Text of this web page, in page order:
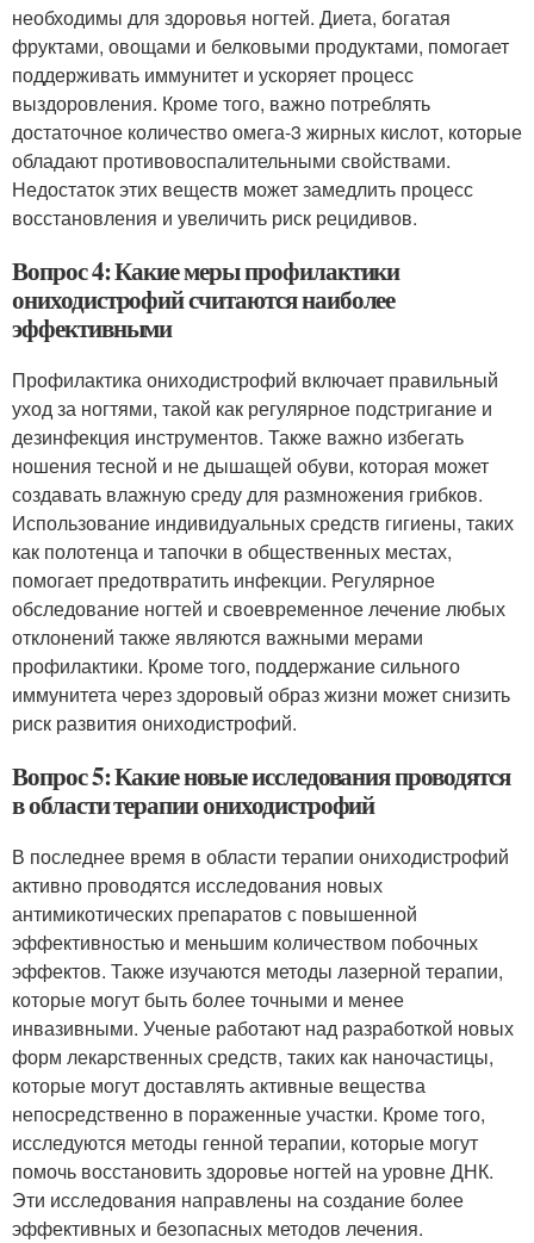
необходимы для здоровья ногтей. Диета, богатая
фруктами, овощами и белковыми продуктами, помогает
поддерживать иммунитет и ускоряет процесс
выздоровления. Кроме того, важно потреблять
достаточное количество омега-3 жирных кислот, которые
обладают противовоспалительными свойствами.
Недостаток этих веществ может замедлить процесс
восстановления и увеличить риск рецидивов.
Вопрос 4: Какие меры профилактики
ониходистрофий считаются наиболее
эффективными
Профилактика ониходистрофий включает правильный
уход за ногтями, такой как регулярное подстригание и
дезинфекция инструментов. Также важно избегать
ношения тесной и не дышащей обуви, которая может
создавать влажную среду для размножения грибков.
Использование индивидуальных средств гигиены, таких
как полотенца и тапочки в общественных местах,
помогает предотвратить инфекции. Регулярное
обследование ногтей и своевременное лечение любых
отклонений также являются важными мерами
профилактики. Кроме того, поддержание сильного
иммунитета через здоровый образ жизни может снизить
риск развития ониходистрофий.
Вопрос 5: Какие новые исследования проводятся
в области терапии ониходистрофий
В последнее время в области терапии ониходистрофий
активно проводятся исследования новых
антимикотических препаратов с повышенной
эффективностью и меньшим количеством побочных
эффектов. Также изучаются методы лазерной терапии,
которые могут быть более точными и менее
инвазивными. Ученые работают над разработкой новых
форм лекарственных средств, таких как наночастицы,
которые могут доставлять активные вещества
непосредственно в пораженные участки. Кроме того,
исследуются методы генной терапии, которые могут
помочь восстановить здоровье ногтей на уровне ДНК.
Эти исследования направлены на создание более
эффективных и безопасных методов лечения.